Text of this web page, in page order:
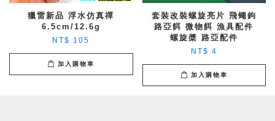
獵雷新品 浮水仿真禪
6.5cm/12.6g
NT$ 105
加入購物車
套裝改裝螺旋亮片 飛蠅鉤
路亞餌 微物餌 漁具配件
螺旋槳 路亞配件
NT$ 4
加入購物車